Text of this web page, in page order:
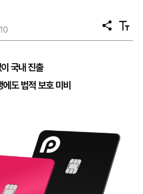
공
유
텍
스
국내 진출
도 법적 보호 미비